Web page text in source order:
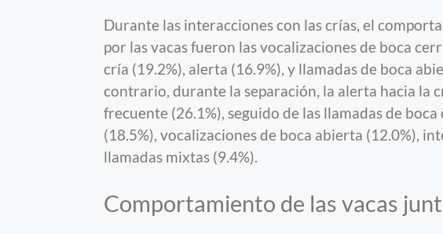
Durante las interacciones con las crías, el
por las vacas fueron las vocalizaciones de boca
cría (19.2%), alerta (16.9%), y llamadas de boca
contrario, durante la separación, la alerta hacia la
frecuente (26.1%), seguido de las llamadas de
(18.5%), vocalizaciones de boca abierta (12.0%),
llamadas mixtas (9.4%).
Comportamiento de las vacas